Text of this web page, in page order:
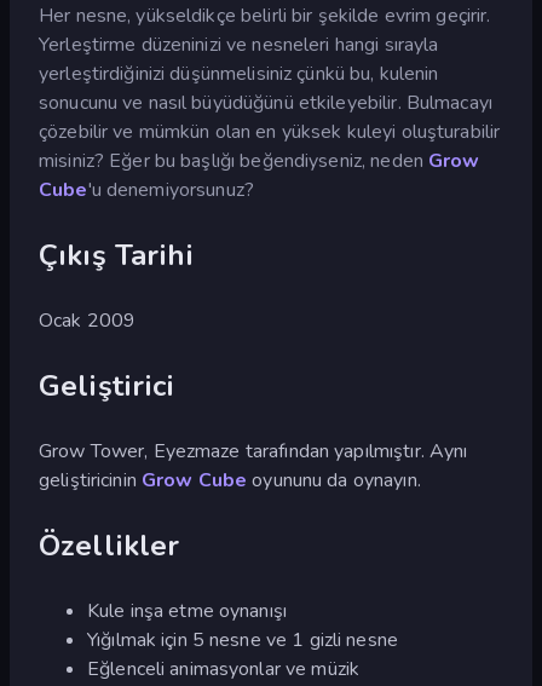
Her nesne, yükseldikçe belirli bir şekilde evrim geçirir.
Yerleştirme düzeninizi ve nesneleri hangi sırayla
yerleştirdiğinizi düşünmelisiniz çünkü bu, kulenin
sonucunu ve nasıl büyüdüğünü etkileyebilir. Bulmacayı
çözebilir ve mümkün olan en yüksek kuleyi oluşturabilir
misiniz? Eğer bu başlığı beğendiyseniz, neden Grow
Cube'u denemiyorsunuz?
Çıkış Tarihi
Ocak 2009
Geliştirici
Grow Tower, Eyezmaze tarafından yapılmıştır. Aynı
geliştiricinin Grow Cube oyununu da oynayın.
Özellikler
Kule inşa etme oynanışı
Yığılmak için 5 nesne ve 1 gizli nesne
Eğlenceli animasyonlar ve müzik